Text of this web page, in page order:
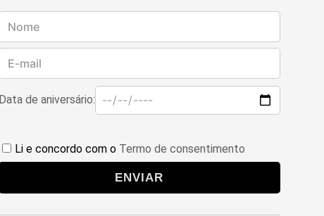
Data de aniversário:
Li e concordo com o Termo de consentimento
ENVIAR